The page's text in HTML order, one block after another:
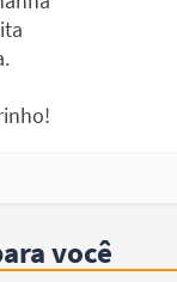
você